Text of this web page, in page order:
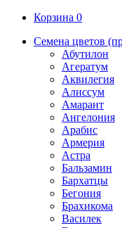
Корзина 0
Семена цветов
Абутилон
Агератум
Аквилегия
Алиссум
Амарант
Ангелония
Арабис
Армерия
Астра
Бальзамин
Бархатцы
Бегония
Брахикома
Василек